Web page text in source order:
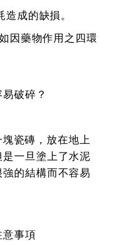
成的缺損。
因藥物作用之四環
破碎？
瓷磚，放在地上
一旦塗上了水泥
的結構而不容易
事項